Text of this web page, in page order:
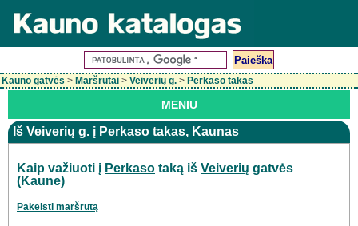
Kauno gatvės > Maršrutai > Veiverių g. > Perkaso takas
MENIU
Iš Veiverių g. į Perkaso takas, Kaunas
Kaip važiuoti į Perkaso taką iš Veiverių gatvės
(Kaune)
Pakeisti maršrutą